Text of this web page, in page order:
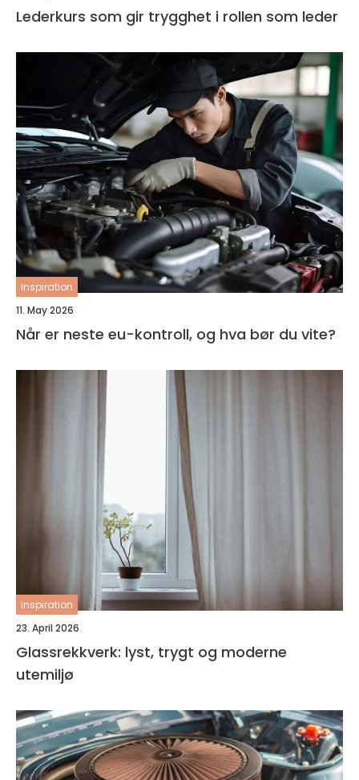
Lederkurs som gir trygghet i rollen som leder
inspiration
11. May 2026
Når er neste eu-kontroll, og hva bør du vite?
inspiration
23. April 2026
Glassrekkverk: lyst, trygt og moderne
utemiljø